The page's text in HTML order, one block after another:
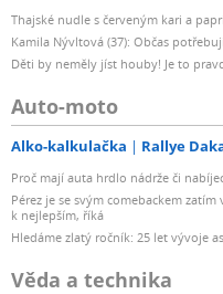
Thajské nudle s červeným kari a
Kamila Nývltová (37): Občas
Děti by neměly jíst houby! Je to
Auto-moto
Alko-kalkulačka Rallye
Proč mají auta hrdlo nádrže či
Pérez je se svým comebackem
k nejlepším, říká
Hledáme zlatý ročník: 25 let vývoje
Věda a technika